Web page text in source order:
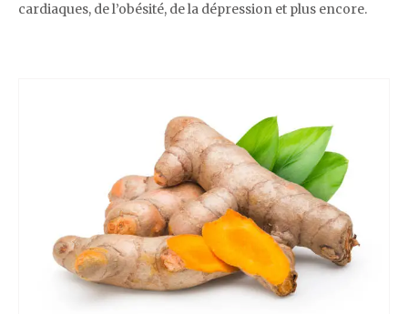
cardiaques, de l’obésité, de la dépression et plus encore.